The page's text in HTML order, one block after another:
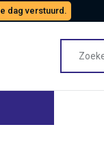
dag verstuurd.